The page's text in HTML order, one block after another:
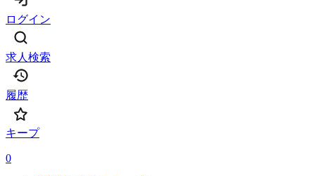
ログイン
求人検索
履歴
キープ
0